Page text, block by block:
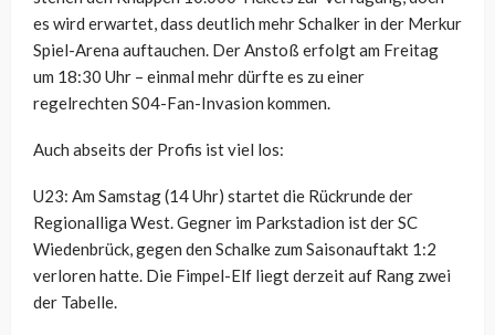
es wird erwartet, dass deutlich mehr Schalker in der Merkur
Spiel-Arena auftauchen. Der Anstoß erfolgt am Freitag
um 18:30 Uhr – einmal mehr dürfte es zu einer
regelrechten S04-Fan-Invasion kommen.
Auch abseits der Profis ist viel los:
U23: Am Samstag (14 Uhr) startet die Rückrunde der
Regionalliga West. Gegner im Parkstadion ist der SC
Wiedenbrück, gegen den Schalke zum Saisonauftakt 1:2
verloren hatte. Die Fimpel-Elf liegt derzeit auf Rang zwei
der Tabelle.